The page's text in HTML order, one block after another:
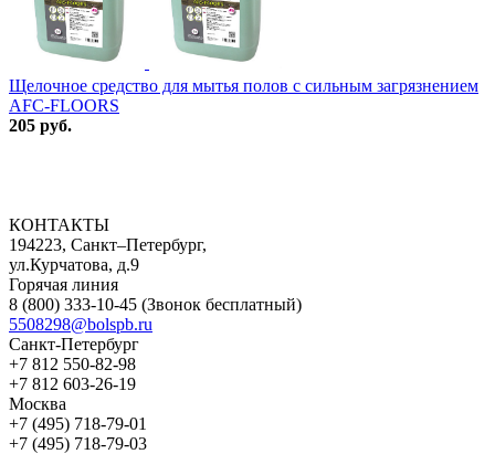
Щелочное средство для мытья полов с сильным загрязнением
AFC-FLOORS
205 руб.
КОНТАКТЫ
194223, Санкт–Петербург,
ул.Курчатова, д.9
Горячая линия
8 (800) 333-10-45 (Звонок бесплатный)
5508298@bolspb.ru
Санкт-Петербург
+7 812 550-82-98
+7 812 603-26-19
Москва
+7 (495) 718-79-01
+7 (495) 718-79-03